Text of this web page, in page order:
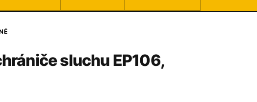
sluchu EP106,